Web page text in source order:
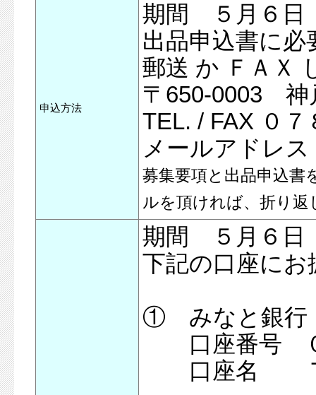
申込方法
期間 ５月６日
出品申込書に
郵送 か ＦＡＸ
〒650-0003 神
TEL. / FAX ０
メールアドレ
募集要項と出品申込書
ルを頂ければ、折り
期間 ５月６日
下記の口座にお
① みなと銀行
口座番号 ０
口座名 ＴＯ